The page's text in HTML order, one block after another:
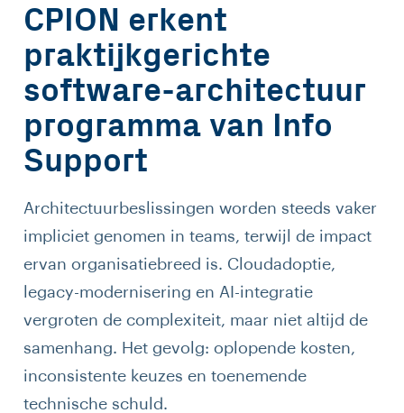
CPION erkent
praktijkgerichte
software-architectuur
programma van Info
Support
Architectuurbeslissingen worden steeds vaker
impliciet genomen in teams, terwijl de impact
ervan organisatiebreed is. Cloudadoptie,
legacy-modernisering en AI-integratie
vergroten de complexiteit, maar niet altijd de
samenhang. Het gevolg: oplopende kosten,
inconsistente keuzes en toenemende
technische schuld.